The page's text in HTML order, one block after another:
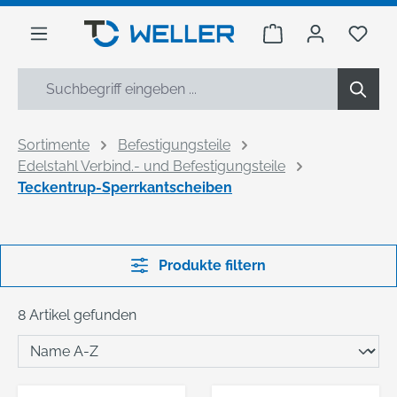
springen
Warenkorb Du
Sortimente
Befestigungsteile
Edelstahl Verbind.- und Befestigungsteile
Teckentrup-Sperrkantscheiben
Produkte filtern
8 Artikel gefunden